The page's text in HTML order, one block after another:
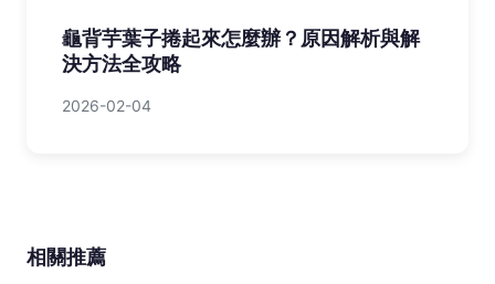
龜背芋葉子捲起來怎麼辦？原因解析與解
決方法全攻略
2026-02-04
相關推薦